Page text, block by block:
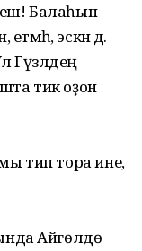
Балаһын
эскән дә.
Гүзәлдең
тик оҙон
тип тора ине,
Айгөлдө